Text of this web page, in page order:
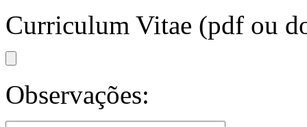
Curriculum Vitae (pdf ou
Observações: